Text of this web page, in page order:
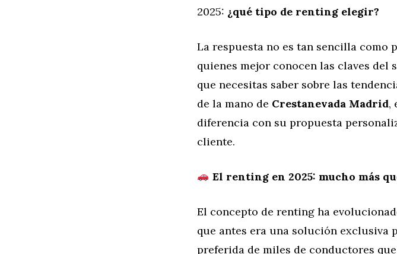
2025: ¿qué tipo de renting elegir?
La respuesta no es tan sencilla como
quienes mejor conocen las claves del
que necesitas saber sobre las
de la mano de Crestanevada Madrid,
diferencia con su propuesta
cliente.
El renting en 2025: mucho más
El concepto de renting ha
que antes era una solución exclusiva
preferida de miles de conductores